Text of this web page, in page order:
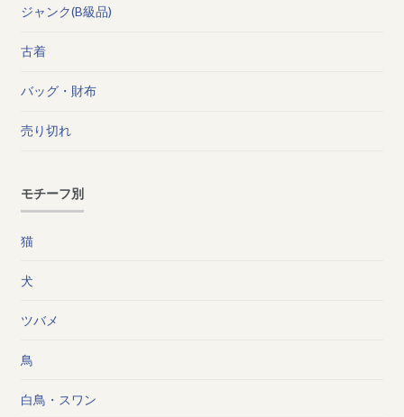
ジャンク(B級品)
古着
バッグ・財布
売り切れ
モチーフ別
猫
犬
ツバメ
鳥
白鳥・スワン